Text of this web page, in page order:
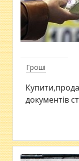
Гроші
документів